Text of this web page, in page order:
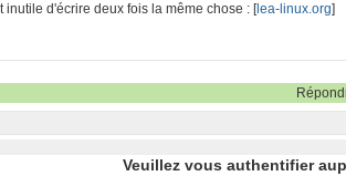
inutile d'écrire deux fois la même chose : [lea-linux.org]
Veuillez vous authentifier